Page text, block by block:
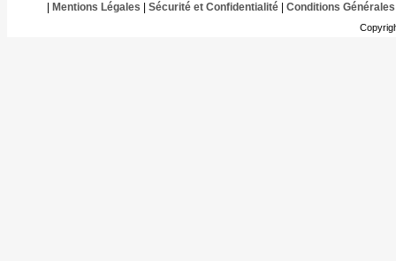
Mentions Légales Sécurité et Confidentialité| Conditions Générales